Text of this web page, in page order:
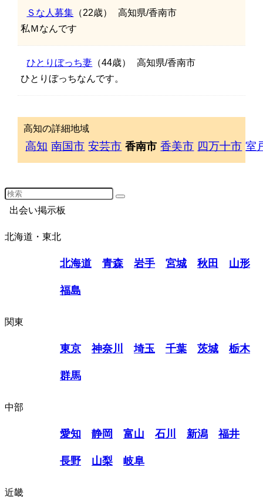
Ｓな人募集 （22歳）
高知県/香南市
私Ｍなんです
ひとりぼっち妻 （44歳）
高知県/香南市
ひとりぼっちなんです。
高知の詳細地域
高知 南国市 安芸市 香南市 香美市 四万十市 室
出会い掲示板
北海道・東北
北海道 青森 岩手 宮城 秋田 山形
福島
関東
東京 神奈川 埼玉 千葉 茨城 栃木
群馬
中部
愛知 静岡 富山 石川 新潟 福井
長野 山梨 岐阜
近畿